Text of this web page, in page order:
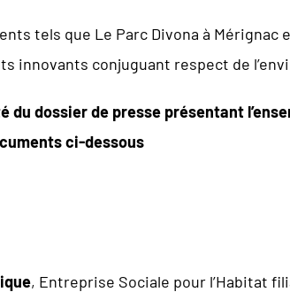
tels que Le Parc Divona à Mérignac
innovants conjuguant respect de
du dossier de presse présentant
ci-dessous
, Entreprise Sociale pour l’Habitat